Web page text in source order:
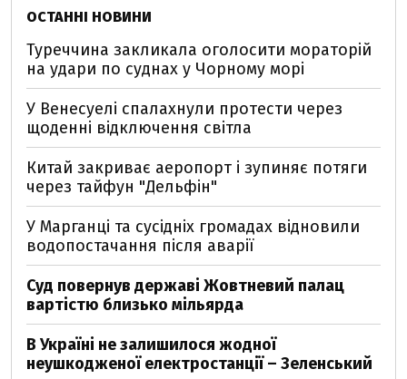
ОСТАННІ НОВИНИ
Туреччина закликала оголосити мораторій
на удари по суднах у Чорному морі
У Венесуелі спалахнули протести через
щоденні відключення світла
Китай закриває аеропорт і зупиняє потяги
через тайфун "Дельфін"
У Марганці та сусідніх громадах відновили
водопостачання після аварії
Суд повернув державі Жовтневий палац
вартістю близько мільярда
В Україні не залишилося жодної
неушкодженої електростанції – Зеленський